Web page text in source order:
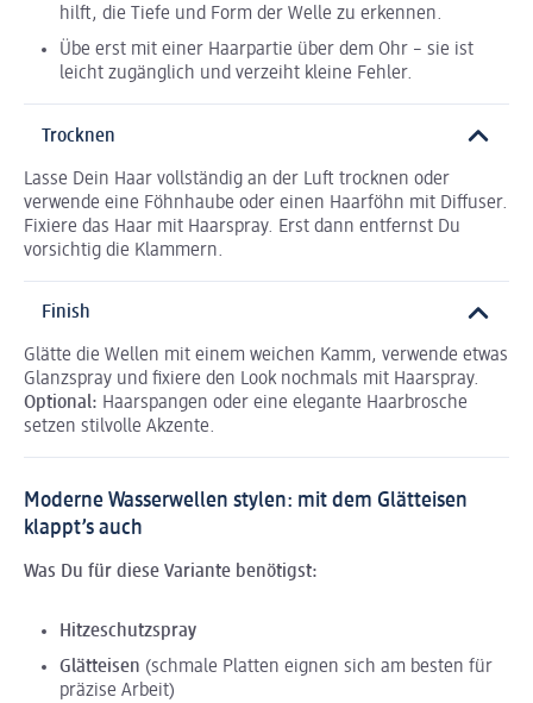
hilft, die Tiefe und Form der Welle zu erkennen.
Übe erst mit einer Haarpartie über dem Ohr – sie ist
leicht zugänglich und verzeiht kleine Fehler.
Trocknen
Lasse Dein Haar vollständig an der Luft trocknen oder
verwende eine Föhnhaube oder einen Haarföhn mit Diffuser.
Fixiere das Haar mit Haarspray. Erst dann entfernst Du
vorsichtig die Klammern.
Finish
Glätte die Wellen mit einem weichen Kamm, verwende etwas
Glanzspray und fixiere den Look nochmals mit Haarspray.
Optional: Haarspangen oder eine elegante Haarbrosche
setzen stilvolle Akzente.
Moderne Wasserwellen stylen: mit dem Glätteisen
klappt’s auch
Was Du für diese Variante benötigst:
Hitzeschutzspray
Glätteisen (schmale Platten eignen sich am besten für
präzise Arbeit)